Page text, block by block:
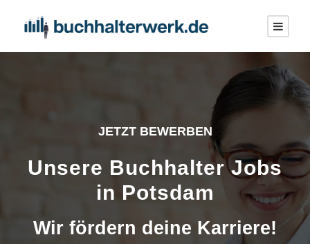
JETZT BEWERBEN
Unsere Buchhalter Jobs
in Potsdam
Wir fördern deine Karriere!